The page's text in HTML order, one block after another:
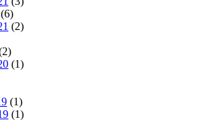
(6)
(2)
(1)
(1)
(1)